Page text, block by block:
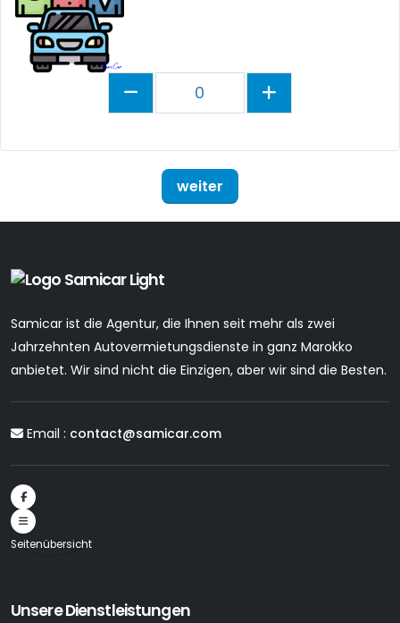
0
weiter
Samicar ist die Agentur, die Ihnen seit mehr als zwei
Jahrzehnten Autovermietungsdienste in ganz Marokko
anbietet. Wir sind nicht die Einzigen, aber wir sind die Besten.
Email : contact@samicar.com
Seitenübersicht
Unsere Dienstleistungen